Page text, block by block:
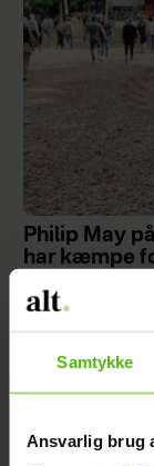
Samtykke
Ansvarlig brug
Philip May
har kæmpe